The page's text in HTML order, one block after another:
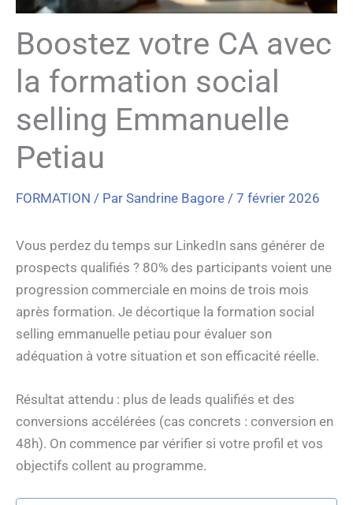
Boostez votre CA avec
la formation social
selling Emmanuelle
Petiau
FORMATION / Par Sandrine Bagore / 7 février 2026
Vous perdez du temps sur LinkedIn sans générer de
prospects qualifiés ? 80% des participants voient une
progression commerciale en moins de trois mois
après formation. Je décortique la formation social
selling emmanuelle petiau pour évaluer son
adéquation à votre situation et son efficacité réelle.
Résultat attendu : plus de leads qualifiés et des
conversions accélérées (cas concrets : conversion en
48h). On commence par vérifier si votre profil et vos
objectifs collent au programme.